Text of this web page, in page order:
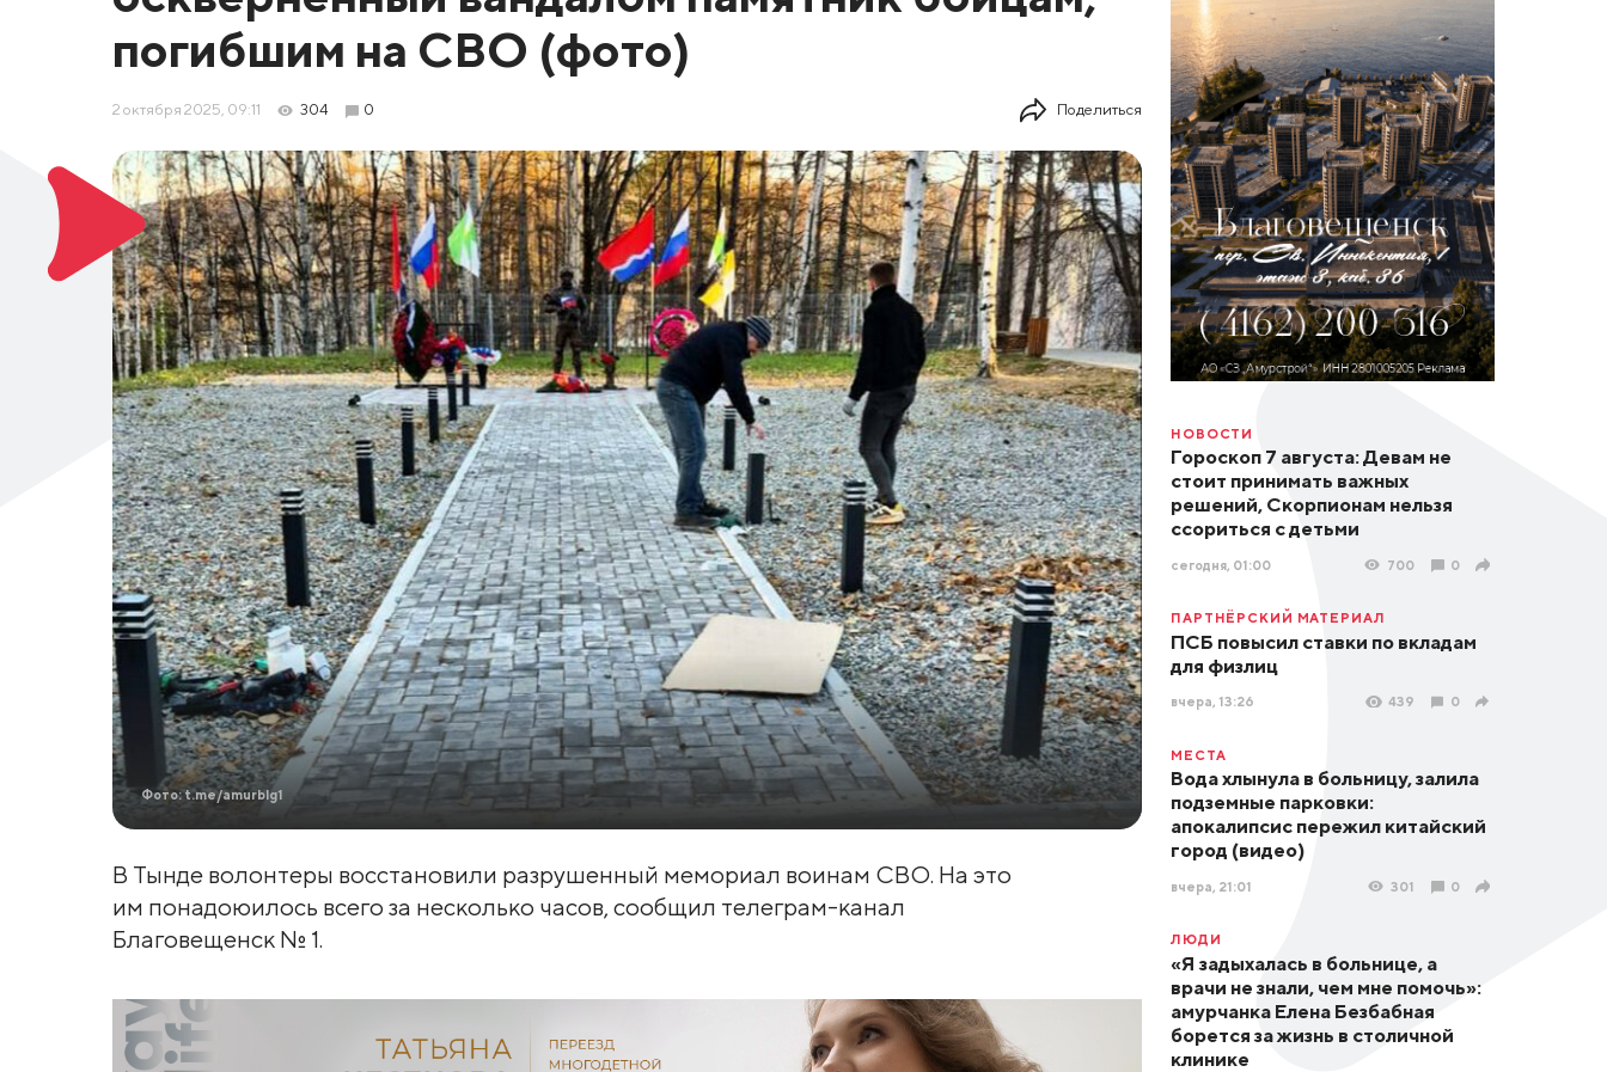
погибшим на СВО (фото)
2 октября 2025, 09:11 304 0 Поделиться
Фото: t.me/amurblg1
В Тынде волонтеры восстановили разрушенный мемориал воинам СВО. На это
им понадоюилось всего за несколько часов, сообщил телеграм-канал
Благовещенск № 1.
НОВОСТИ
Гороскоп 7 августа: Девам не
стоит принимать важных
решений, Скорпионам нельзя
ссориться с детьми
сегодня, 01:00 700 0
ПАРТНЁРСКИЙ МАТЕРИАЛ
ПСБ повысил ставки по вкладам
для физлиц
вчера, 13:26 439 0
МЕСТА
Вода хлынула в больницу, залила
подземные парковки:
апокалипсис пережил китайский
город (видео)
вчера, 21:01 301 0
ЛЮДИ
«Я задыхалась в больнице, а
врачи не знали, чем мне помочь»:
амурчанка Елена Безбабная
борется за жизнь в столичной
клинике